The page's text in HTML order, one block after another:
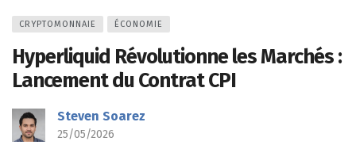
CRYPTOMONNAIE ÉCONOMIE
Hyperliquid Révolutionne les Marchés :
Lancement du Contrat CPI
Steven Soarez
25/05/2026